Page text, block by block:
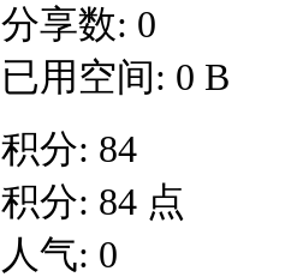
分享数: 0
已用空间: 0 B
积分: 84
积分: 84 点
人气: 0